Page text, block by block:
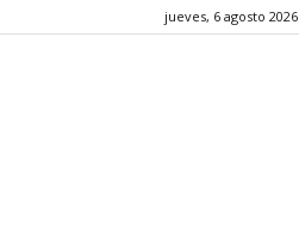
jueves, 6 agosto 2026